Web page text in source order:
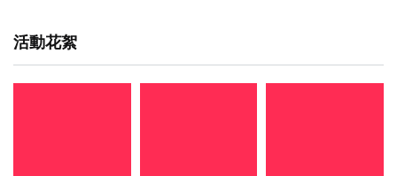
活動花絮